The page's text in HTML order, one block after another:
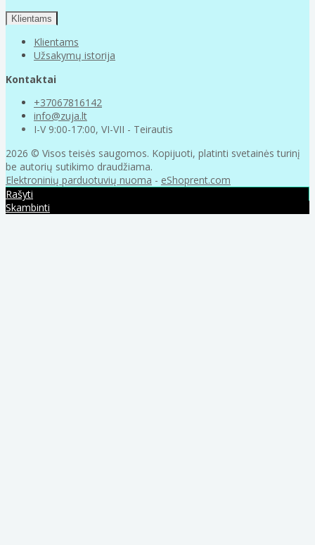
Klientams
Klientams
Užsakymų istorija
Kontaktai
+37067816142
info@zuja.lt
I-V 9:00-17:00, VI-VII - Teirautis
2026 © Visos teisės saugomos. Kopijuoti, platinti svetainės turinį
be autorių sutikimo draudžiama.
Elektroninių parduotuvių nuoma - eShoprent.com
Rašyti
Skambinti